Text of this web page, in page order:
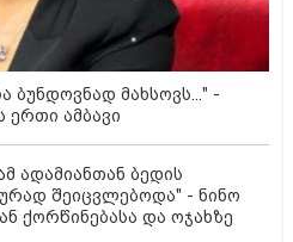
ბუნდოვნად მახსოვს..." -
ამბავი
ადამიანთან ბედის
შეიცვლებოდა" - ნინო
ქორწინებასა და ოჯახზე